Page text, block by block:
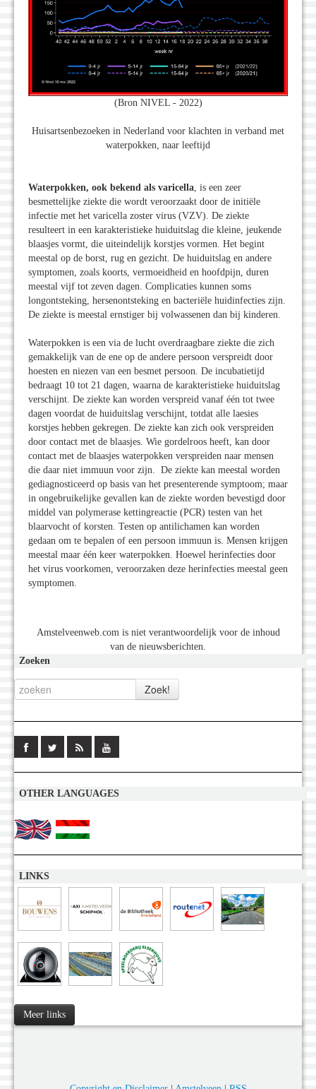
(Bron NIVEL - 2022)
Huisartsenbezoeken in Nederland voor klachten in verband met
waterpokken, naar leeftijd
Waterpokken, ook bekend als varicella, is een zeer
besmettelijke ziekte die wordt veroorzaakt door de initiële
infectie met het varicella zoster virus (VZV). De ziekte
resulteert in een karakteristieke huiduitslag die kleine, jeukende
blaasjes vormt, die uiteindelijk korstjes vormen. Het begint
meestal op de borst, rug en gezicht. De huiduitslag en andere
symptomen, zoals koorts, vermoeidheid en hoofdpijn, duren
meestal vijf tot zeven dagen. Complicaties kunnen soms
longontsteking, hersenontsteking en bacteriële huidinfecties zijn.
De ziekte is meestal ernstiger bij volwassenen dan bij kinderen.
Waterpokken is een via de lucht overdraagbare ziekte die zich
gemakkelijk van de ene op de andere persoon verspreidt door
hoesten en niezen van een besmet persoon. De incubatietijd
bedraagt 10 tot 21 dagen, waarna de karakteristieke huiduitslag
verschijnt. De ziekte kan worden verspreid vanaf één tot twee
dagen voordat de huiduitslag verschijnt, totdat alle laesies
korstjes hebben gekregen. De ziekte kan zich ook verspreiden
door contact met de blaasjes. Wie gordelroos heeft, kan door
contact met de blaasjes waterpokken verspreiden naar mensen
die daar niet immuun voor zijn. De ziekte kan meestal worden
gediagnosticeerd op basis van het presenterende symptoom; maar
in ongebruikelijke gevallen kan de ziekte worden bevestigd door
middel van polymerase kettingreactie (PCR) testen van het
blaarvocht of korsten. Testen op antilichamen kan worden
gedaan om te bepalen of een persoon immuun is. Mensen krijgen
meestal maar één keer waterpokken. Hoewel herinfecties door
het virus voorkomen, veroorzaken deze herinfecties meestal geen
symptomen.
Amstelveenweb.com is niet verantwoordelijk voor de inhoud
van de nieuwsberichten.
Zoeken
OTHER LANGUAGES
LINKS
Meer links